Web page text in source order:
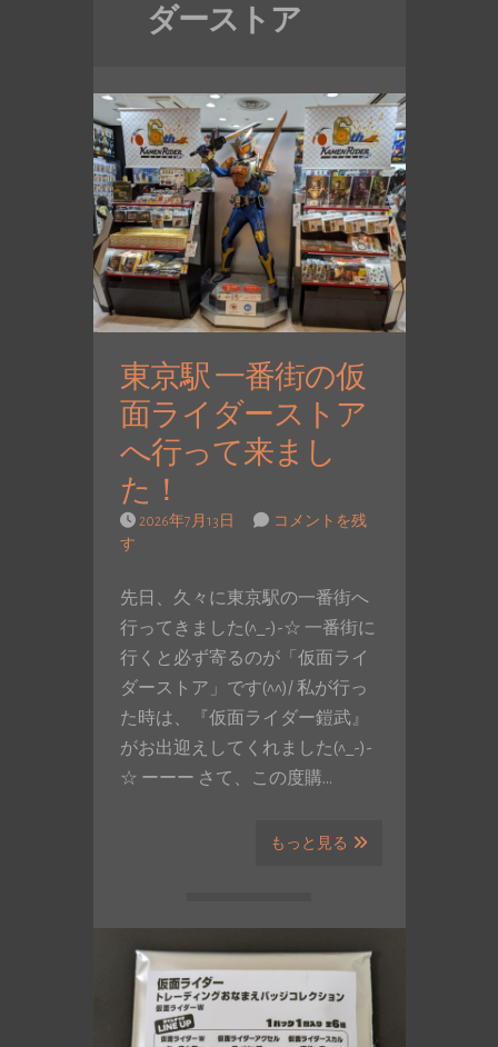
ダーストア
東京駅 一番街の仮
面ライダーストア
へ行って来まし
た！
2026年7月13日
コメントを残
す
先日、久々に東京駅の一番街へ
行ってきました(^_-)-☆ 一番街に
行くと必ず寄るのが「仮面ライ
ダーストア」です(^^)/ 私が行っ
た時は、『仮面ライダー鎧武』
がお出迎えしてくれました(^_-)-
☆ ーーー さて、この度購…
もっと見る